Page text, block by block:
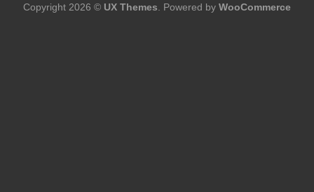
Copyright 2026 © UX Themes. Powered by WooCommerce